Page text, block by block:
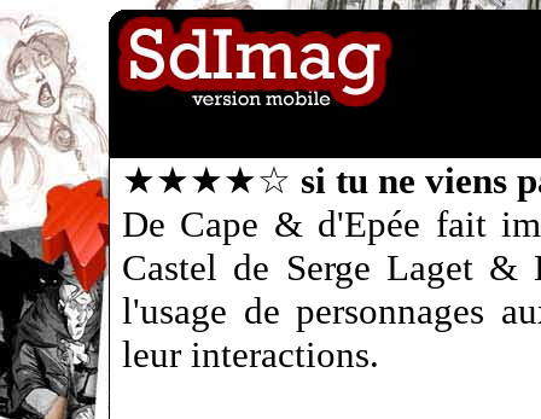
★★★★☆ si tu ne viens
De Cape & d'Epée fait
Castel de Serge Laget
l'usage de personnages
leur interactions.